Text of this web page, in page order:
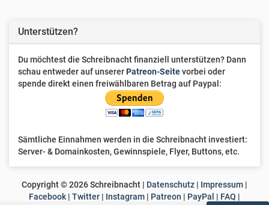
Unterstützen?
Du möchtest die Schreibnacht finanziell unterstützen? Dann
schau entweder auf unsererPatreon-Seitevorbei oder
spende direkt einen freiwählbaren Betrag auf Paypal:
Sämtliche Einnahmen werden in die Schreibnacht investiert:
Server- & Domainkosten, Gewinnspiele, Flyer, Buttons, etc.
Copyright ©2026Schreibnacht | Datenschutz | Impressum |
Facebook | Twitter | Instagram | Patreon | PayPal | FAQ |